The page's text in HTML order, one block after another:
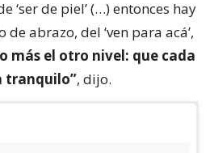
‘ser de piel’ (…) entonces hay
abrazo, del ‘ven para acá’,
más el otro nivel: que cada
tranquilo”, dijo.